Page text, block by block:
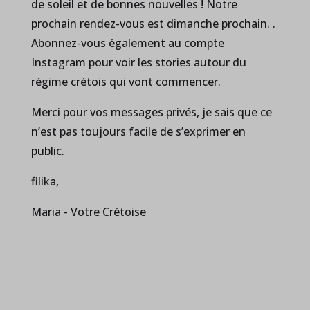
de soleil et de bonnes nouvelles ! Notre
prochain rendez-vous est dimanche prochain. .
Abonnez-vous également au compte
Instagram pour voir les stories autour du
régime crétois qui vont commencer.
Merci pour vos messages privés, je sais que ce
n’est pas toujours facile de s’exprimer en
public.
filika,
Maria - Votre Crétoise